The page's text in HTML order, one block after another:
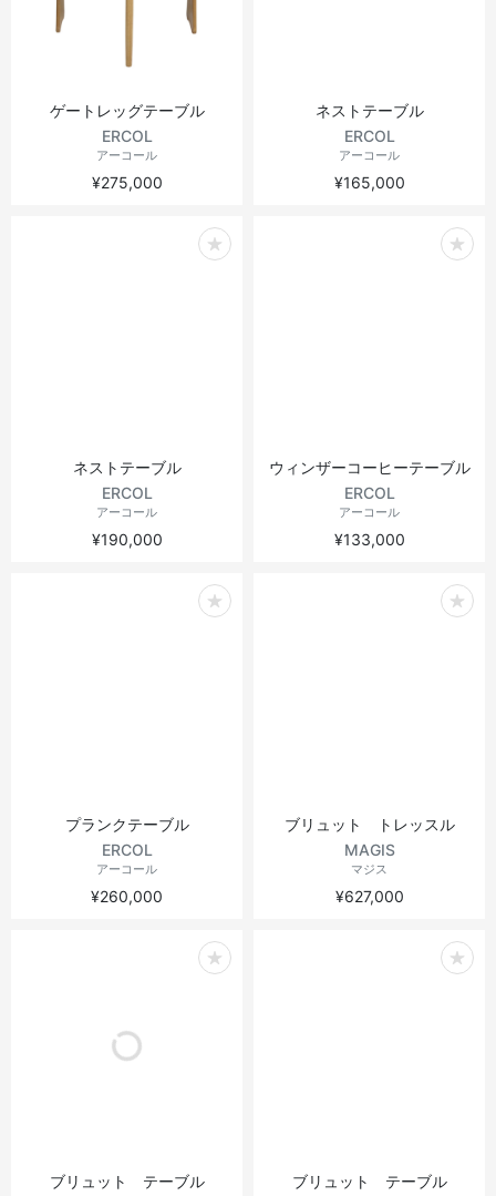
ゲートレッグテーブル
ERCOL
アーコール
¥275,000
ネストテーブル
ERCOL
アーコール
¥165,000
ネストテーブル
ERCOL
アーコール
¥190,000
ウィンザーコーヒーテーブル
ERCOL
アーコール
¥133,000
プランクテーブル
ERCOL
アーコール
¥260,000
ブリュット トレッスル
MAGIS
マジス
¥627,000
ブリュット テーブル
ブリュット テーブル